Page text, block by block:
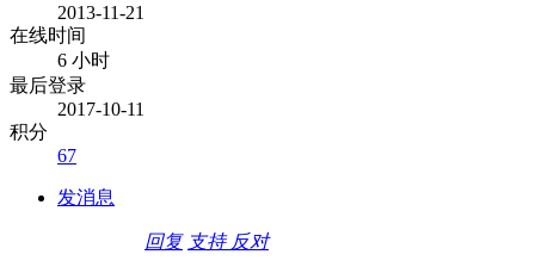
2013-11-21
在线时间
6 小时
最后登录
2017-10-11
积分
67
发消息
回复 支持 反对